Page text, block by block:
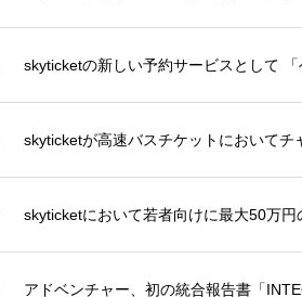
skyticketの新しい予約サービスとして
skyticketが高速バスチケットにおいて
skyticketにおいて若者向けに最大50万
アドベンチャー、初の統合報告書「